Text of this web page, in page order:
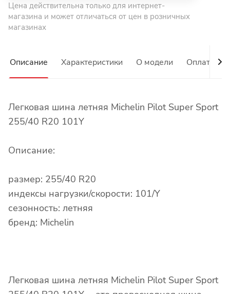
Цена действительна только для интернет-
магазина и может отличаться от цен в розничных
магазинах
Описание Характеристики О модели Оплата
Легковая шина летняя Michelin Pilot Super Sport
255/40 R20 101Y
Описание:
размер: 255/40 R20
индексы нагрузки/скорости: 101/Y
сезонность: летняя
бренд: Michelin
Легковая шина летняя Michelin Pilot Super Sport